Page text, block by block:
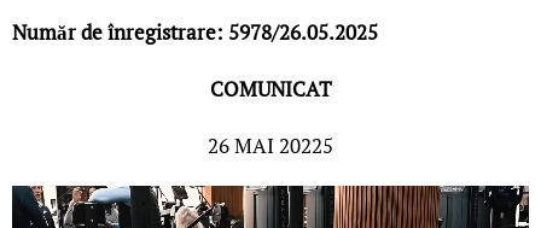
Număr de înregistrare: 5978/26.05.2025
COMUNICAT
26 MAI 20225